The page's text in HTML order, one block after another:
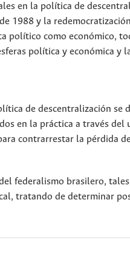
en la política de
1988 y la
político como económico,
política y económica y
de descentralización se
en la práctica a través del
contrarrestar la pérdida
federalismo brasilero,
tratando de determinar